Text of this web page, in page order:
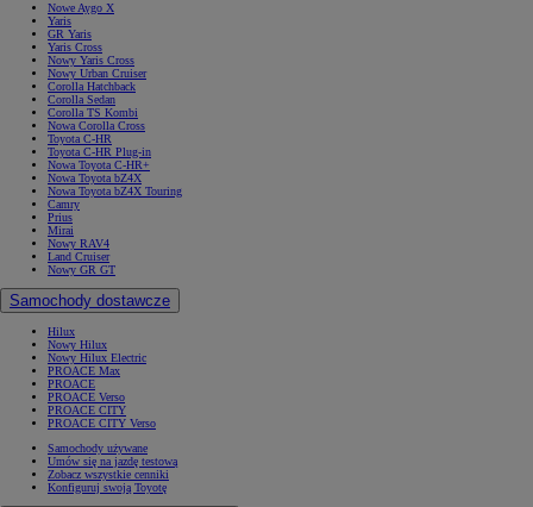
Nowe Aygo X
Yaris
GR Yaris
Yaris Cross
Nowy Yaris Cross
Nowy Urban Cruiser
Corolla Hatchback
Corolla Sedan
Corolla TS Kombi
Nowa Corolla Cross
Toyota C-HR
Toyota C-HR Plug-in
Nowa Toyota C-HR+
Nowa Toyota bZ4X
Nowa Toyota bZ4X Touring
Camry
Prius
Mirai
Nowy RAV4
Land Cruiser
Nowy GR GT
Samochody dostawcze
Hilux
Nowy Hilux
Nowy Hilux Electric
PROACE Max
PROACE
PROACE Verso
PROACE CITY
PROACE CITY Verso
Samochody używane
Umów się na jazdę testową
Zobacz wszystkie cenniki
Konfiguruj swoją Toyotę